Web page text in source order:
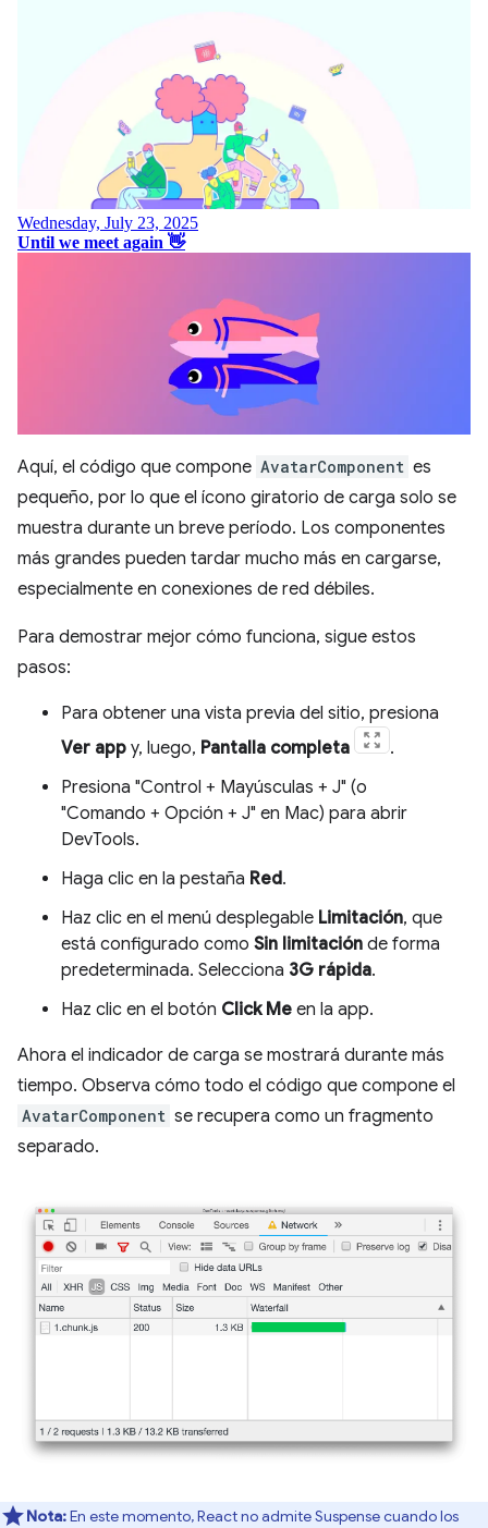
Aquí, el código que compone AvatarComponent es
pequeño, por lo que el ícono giratorio de carga solo se
muestra durante un breve período. Los componentes
más grandes pueden tardar mucho más en cargarse,
especialmente en conexiones de red débiles.
Para demostrar mejor cómo funciona, sigue estos
pasos:
Para obtener una vista previa del sitio, presiona
Ver app y, luego, Pantalla completa
.
Presiona "Control + Mayúsculas + J" (o
"Comando + Opción + J" en Mac) para abrir
DevTools.
Haga clic en la pestaña Red.
Haz clic en el menú desplegable Limitación, que
está configurado como Sin limitación de forma
predeterminada. Selecciona 3G rápida.
Haz clic en el botón Click Me en la app.
Ahora el indicador de carga se mostrará durante más
tiempo. Observa cómo todo el código que compone el
AvatarComponent se recupera como un fragmento
separado.
Nota:En este momento, React no admite Suspense cuando los